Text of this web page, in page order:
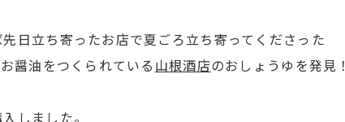
日立ち寄ったお店で夏ごろ立ち寄ってくださった
醤油をつくられている 山根酒店のおしょうゆを発見！
しました。